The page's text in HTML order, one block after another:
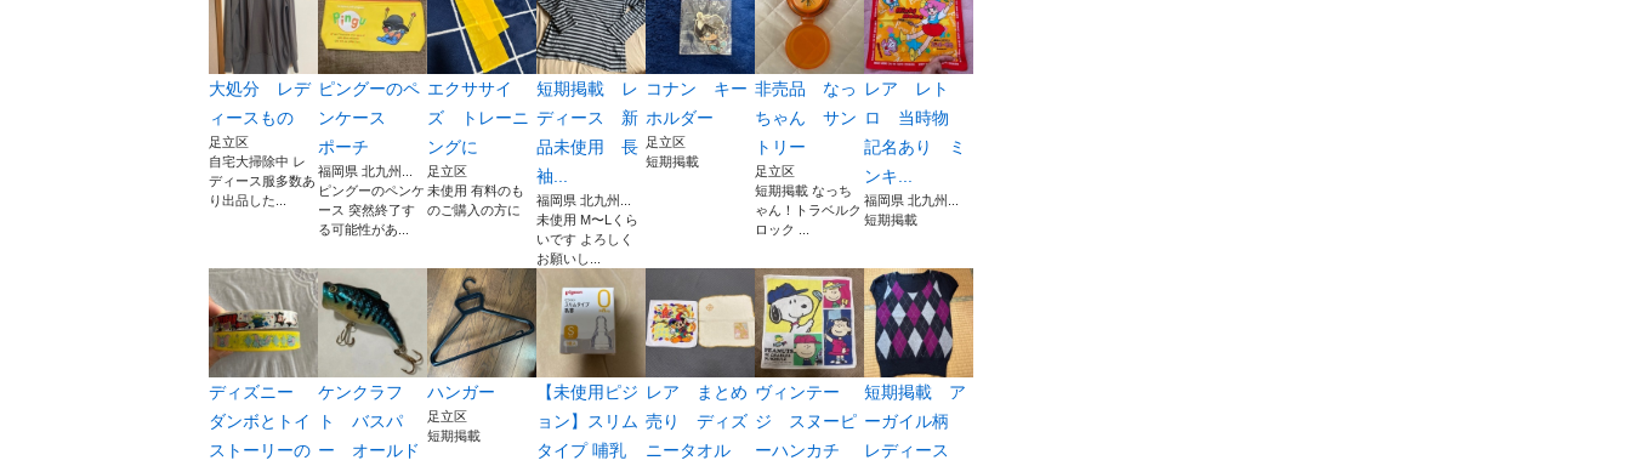
大処分 レデ
ィースもの
足立区
自宅大掃除中 レ
ディース服多数あ
り出品した...
ピングーのペ
ンケース
ポーチ
福岡県 北九州...
ピングーのペンケ
ース 突然終了す
る可能性があ...
エクササイ
ズ トレーニ
ングに
足立区
未使用 有料のも
のご購入の方に
短期掲載 レ
ディース 新
品未使用 長
袖...
福岡県 北九州...
未使用 M〜Lくら
いです よろしく
お願いし...
コナン キー
ホルダー
足立区
短期掲載
非売品 なっ
ちゃん サン
トリー
足立区
短期掲載 なっち
ゃん！トラベルク
ロック ...
レア レト
ロ 当時物
記名あり ミ
ンキ...
福岡県 北九州...
短期掲載
ディズニー
ダンボとトイ
ストーリーの
ケンクラフ
ト バスパ
ー オールド
ハンガー
足立区
短期掲載
【未使用ピジ
ョン】スリム
タイプ 哺乳
レア まとめ
売り ディズ
ニータオル
ヴィンテー
ジ スヌーピ
ーハンカチ
短期掲載 ア
ーガイル柄
レディース